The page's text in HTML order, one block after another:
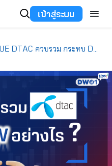
เข้าสู่ระบบ
TRUE DTAC ควบรวม กระทบ DW อย่างไร ?